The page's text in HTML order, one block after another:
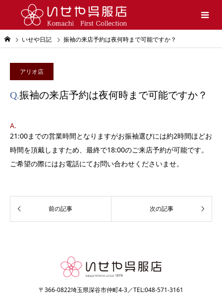
いせや日記 振袖の来店予約は夜何時まで可能ですか？
アリオ店
Q.振袖の来店予約は夜何時まで可能ですか？
A.
21:00までの営業時間となりますがお振袖選びには約2時間ほどお
時間を頂戴しますため、最終で18:00のご来店予約が可能です。
ご希望の際にはお電話にてお問い合わせくださいませ。
〒366-0822埼玉県深谷市仲町4-3／TEL:048-571-3161